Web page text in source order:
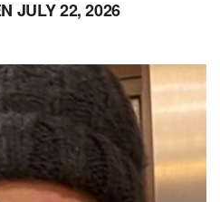
JULY 22, 2026